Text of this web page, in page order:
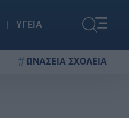
ΥΓΕΙΑ
ΩΝΑΣΕΙΑ ΣΧΟΛΕΙΑ